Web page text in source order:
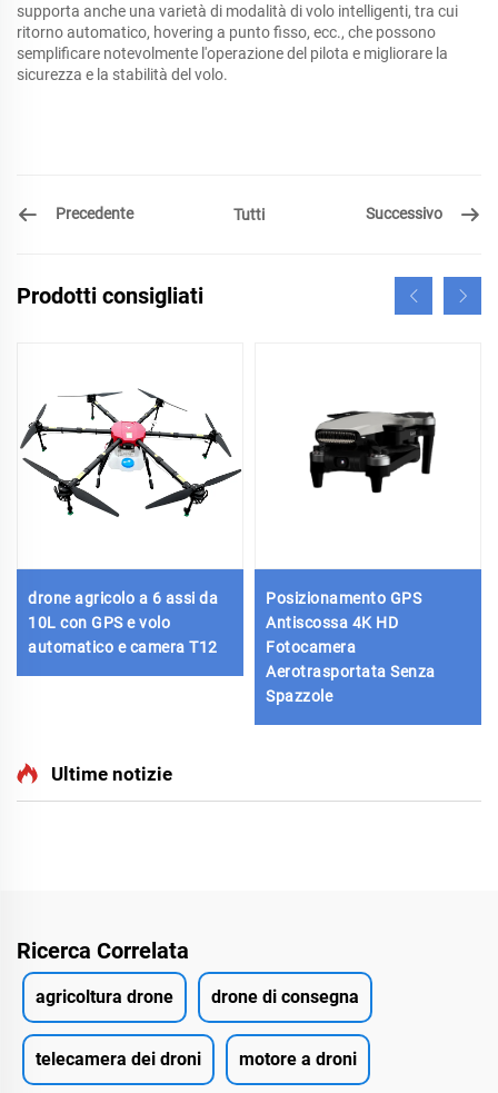
supporta anche una varietà di modalità di volo intelligenti, tra cui
ritorno automatico, hovering a punto fisso, ecc., che possono
semplificare notevolmente l'operazione del pilota e migliorare la
sicurezza e la stabilità del volo.
Precedente Tutti Successivo
Prodotti consigliati
drone agricolo a 6 assi da
10L con GPS e volo
automatico e camera T12
Posizionamento GPS
Antiscossa 4K HD
Fotocamera
Aerotrasportata Senza
Spazzole
Ultime notizie
Ricerca Correlata
agricoltura drone drone di consegna
telecamera dei droni motore a droni